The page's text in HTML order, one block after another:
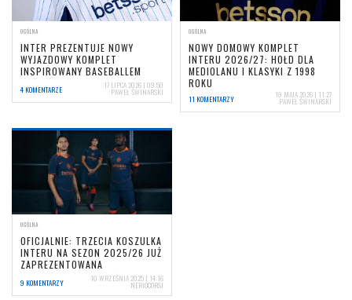
OGÓLNA
INTER PREZENTUJE NOWY
WYJAZDOWY KOMPLET
INSPIROWANY BASEBALLEM
4 KOMENTARZE 17 LIPCA 2026 | 09:50
PAWEŁ ŚWINARSKI
OGÓLNA
NOWY DOMOWY KOMPLET
INTERU 2026/27: HOŁD DLA
MEDIOLANU I KLASYKI Z 1998
ROKU
11 KOMENTARZY 19 MAJA 2026 | 11:27
PAWEŁ ŚWINARSKI
OGÓLNA
OFICJALNIE: TRZECIA KOSZULKA
INTERU NA SEZON 2025/26 JUŻ
ZAPREZENTOWANA
9 KOMENTARZY 10 WRZEŚNIA 2025 | 14:16
NERIOCORSI